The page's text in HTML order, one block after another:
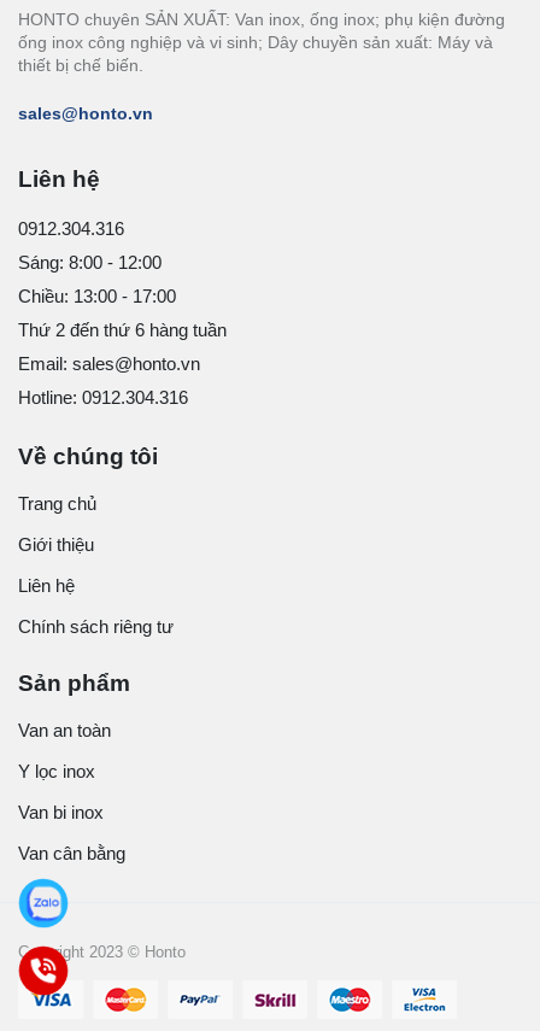
HONTO chuyên SẢN XUẤT: Van inox, ống inox; phụ kiện đường
ống inox công nghiệp và vi sinh; Dây chuyền sản xuất: Máy và
thiết bị chế biến.
sales@honto.vn
Liên hệ
0912.304.316
Sáng: 8:00 - 12:00
Chiều: 13:00 - 17:00
Thứ 2 đến thứ 6 hàng tuần
Email: sales@honto.vn
Hotline: 0912.304.316
Về chúng tôi
Trang chủ
Giới thiệu
Liên hệ
Chính sách riêng tư
Sản phẩm
Van an toàn
Y lọc inox
Van bi inox
Van cân bằng
Copyright 2023 © Honto